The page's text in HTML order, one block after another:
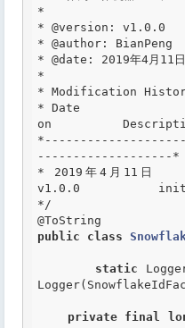
*				</p>
* @version : v1.0.0
* @author : BianPeng
* @date : 2019年4月11
*
* Modification
* Date         		Author          Versi
on
-------------------*
* 2019年4月11日
v1.0.0
*/
@ToString
public
class
static
private final